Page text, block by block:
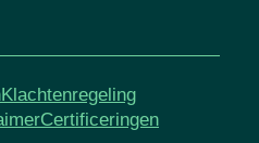
Klachtenregeling
Certificeringen